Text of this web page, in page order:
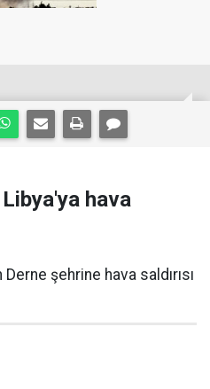
hava
Derne şehrine hava saldırısı